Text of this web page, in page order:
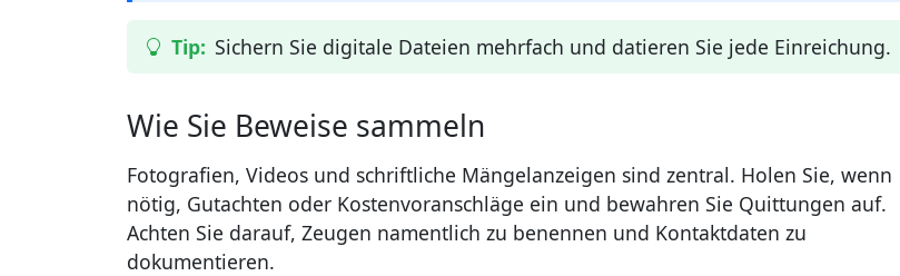
Sichern Sie digitale Dateien mehrfach und datieren Sie jede Einreichung.
Wie Sie Beweise sammeln
Fotografien, Videos und schriftliche Mängelanzeigen sind zentral. Holen Sie, wenn
nötig, Gutachten oder Kostenvoranschläge ein und bewahren Sie Quittungen auf.
Achten Sie darauf, Zeugen namentlich zu benennen und Kontaktdaten zu
dokumentieren.